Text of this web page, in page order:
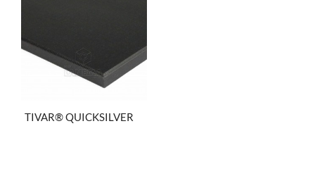
TIVAR® QUICKSILVER